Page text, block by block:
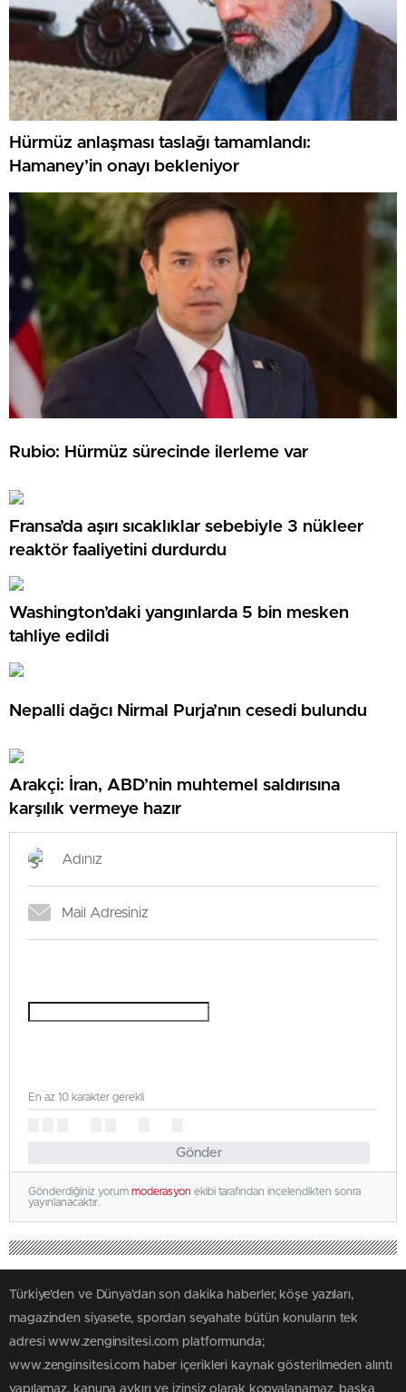
Hürmüz anlaşması taslağı tamamlandı:
Hamaney’in onayı bekleniyor
Rubio: Hürmüz sürecinde ilerleme var
Fransa’da aşırı sıcaklıklar sebebiyle 3 nükleer
reaktör faaliyetini durdurdu
Washington’daki yangınlarda 5 bin mesken
tahliye edildi
Nepalli dağcı Nirmal Purja’nın cesedi bulundu
Arakçi: İran, ABD’nin muhtemel saldırısına
karşılık vermeye hazır
Gönder
En az 10 karakter gerekli
Gönderdiğiniz yorum moderasyon ekibi tarafından incelendikten sonra
yayınlanacaktır.
Türkiye'den ve Dünya’dan son dakika haberler, köşe yazıları,
magazinden siyasete, spordan seyahate bütün konuların tek
adresi www.zenginsitesi.com platformunda;
www.zenginsitesi.com haber içerikleri kaynak gösterilmeden alıntı
yapılamaz, kanuna aykırı ve izinsiz olarak kopyalanamaz, başka